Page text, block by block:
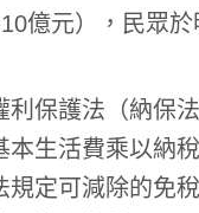
億元），民眾
利保護法（納保
本生活費乘以納
規定可減除的免